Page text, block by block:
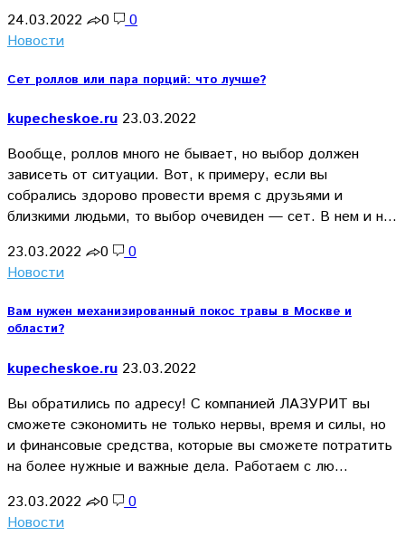
24.03.2022
0
0
Новости
Сет роллов или пара порций: что лучше?
kupecheskoe.ru 23.03.2022
Вообще, роллов много не бывает, но выбор должен
зависеть от ситуации. Вот, к примеру, если вы
собрались здорово провести время с друзьями и
близкими людьми, то выбор очевиден — сет. В нем и н…
23.03.2022
0
0
Новости
Вам нужен механизированный покос травы в Москве и
области?
kupecheskoe.ru 23.03.2022
Вы обратились по адресу! С компанией ЛАЗУРИТ вы
сможете сэкономить не только нервы, время и силы, но
и финансовые средства, которые вы сможете потратить
на более нужные и важные дела. Работаем с лю…
23.03.2022
0
0
Новости